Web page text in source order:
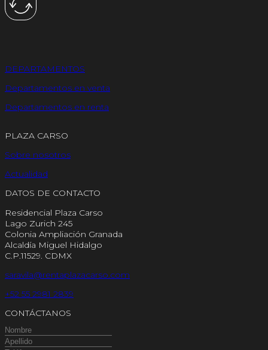
DEPARTAMENTOS
Departamentos en venta
Departamentos en renta
PLAZA CARSO
Sobre nosotros
Actualidad
DATOS DE CONTACTO
Residencial Plaza Carso
Lago Zurich 245
Colonia Ampliación Granada
Alcaldía Miguel Hidalgo
C.P.11529. CDMX
saravila@rentaplazacarso.com
+52 55 2981 2839
CONTÁCTANOS